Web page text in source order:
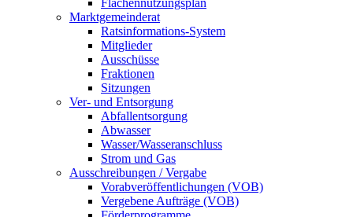
Flächennutzungsplan
Marktgemeinderat
Ratsinformations-System
Mitglieder
Ausschüsse
Fraktionen
Sitzungen
Ver- und Entsorgung
Abfallentsorgung
Abwasser
Wasser/Wasseranschluss
Strom und Gas
Ausschreibungen / Vergabe
Vorabveröffentlichungen (VOB)
Vergebene Aufträge (VOB)